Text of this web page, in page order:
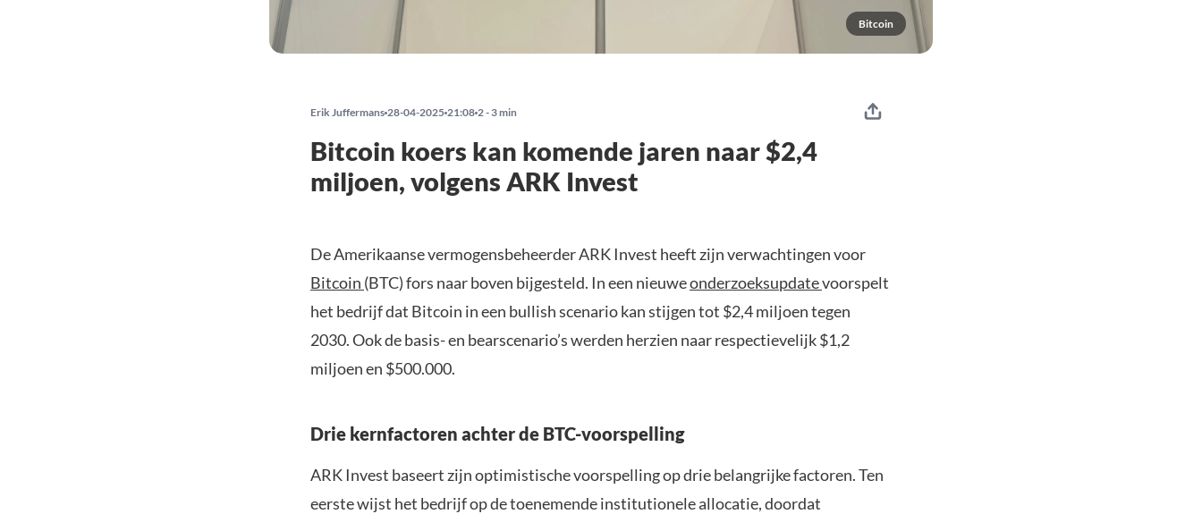
Bitcoin
Erik Juffermans 28-04-2025 21:08 2 - 3 min
Bitcoin koers kan komende jaren naar $2,4
miljoen, volgens ARK Invest
De Amerikaanse vermogensbeheerder ARK Invest heeft zijn verwachtingen voor
Bitcoin (BTC) fors naar boven bijgesteld. In een nieuweonderzoeksupdatevoorspelt
het bedrijf dat Bitcoin in een bullish scenario kan stijgen tot $2,4 miljoen tegen
2030. Ook de basis- en bearscenario’s werden herzien naar respectievelijk $1,2
miljoen en $500.000.
Drie kernfactoren achter de BTC-voorspelling
ARK Invest baseert zijn optimistische voorspelling op drie belangrijke factoren. Ten
eerste wijst het bedrijf op de toenemende institutionele allocatie, doordat